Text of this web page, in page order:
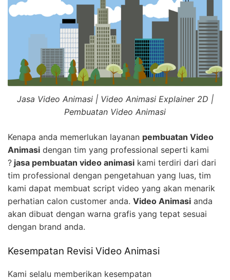
Jasa Video Animasi | Video Animasi Explainer 2D |
Pembuatan Video Animasi
Kenapa anda memerlukan layanan pembuatan Video
Animasi dengan tim yang professional seperti kami
? jasa pembuatan video animasi kami terdiri dari dari
tim professional dengan pengetahuan yang luas, tim
kami dapat membuat script video yang akan menarik
perhatian calon customer anda. Video Animasi anda
akan dibuat dengan warna grafis yang tepat sesuai
dengan brand anda.
Kesempatan Revisi Video Animasi
Kami selalu memberikan kesempatan